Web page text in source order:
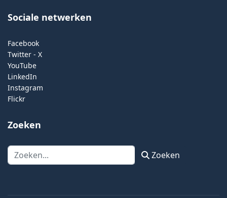
Sociale netwerken
Facebook
Twitter - X
YouTube
LinkedIn
Instagram
Flickr
Zoeken
Zoeken Zoeken